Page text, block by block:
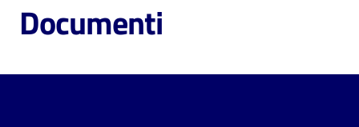
Cosa
fare
Documenti